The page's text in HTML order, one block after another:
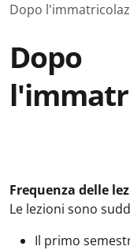
Dopo
Dopo
Frequenza delle
Le lezioni sono
Il primo